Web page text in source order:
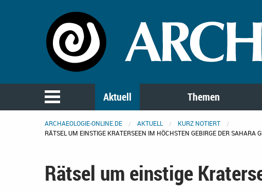
Aktuell Themen
ARCHAEOLOGIE-ONLINE.DE AKTUELL
KURZ NOTIERT
RÄTSEL UM EINSTIGE KRATERSEEN IM HÖCHSTEN GEBIRGE DER SAHARA
Rätsel um einstige